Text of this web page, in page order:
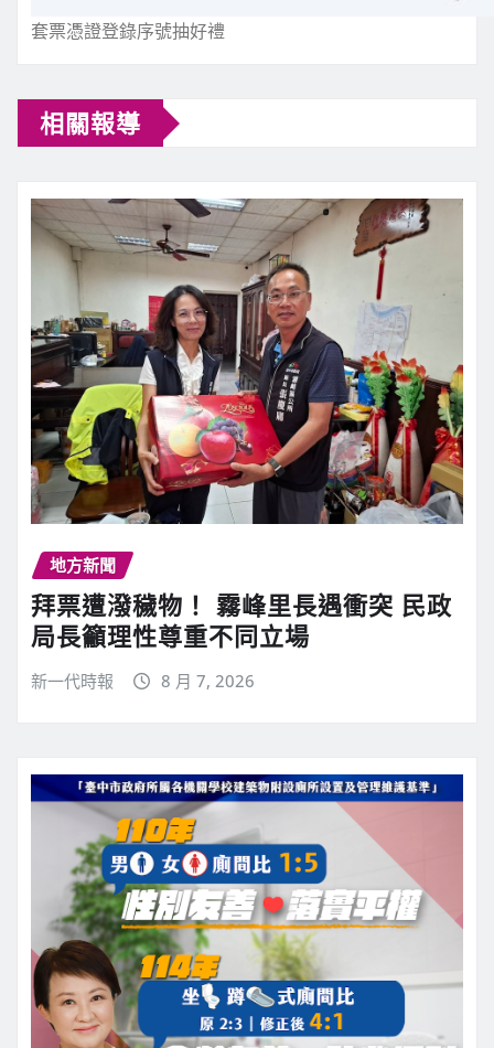
套票憑證登錄序號抽好禮
相關報導
地方新聞
拜票遭潑穢物！ 霧峰里長遇衝突 民政
局長籲理性尊重不同立場
新一代時報 8 月 7, 2026